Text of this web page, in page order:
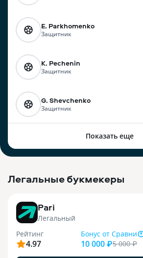
E. Parkhomenko
Защитник
K. Pechenin
Защитник
G. Shevchenko
Защитник
Показать еще
Легальные букмекеры
Pari
Легальный
Рейтинг
4.97
Бонус от Сравни
10 000 ₽5 000₽